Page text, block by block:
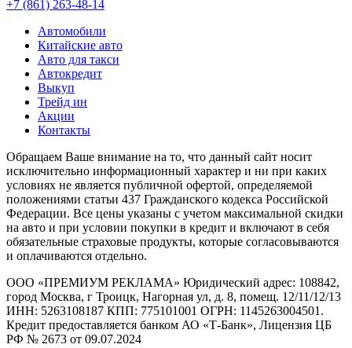
+7 (861) 263-48-14
Автомобили
Китайские авто
Авто для такси
Автокредит
Выкуп
Трейд ин
Акции
Контакты
Обращаем Ваше внимание на то, что данный сайт носит
исключительно информационный характер и ни при каких
условиях не является публичной офертой, определяемой
положениями статьи 437 Гражданского кодекса Российской
Федерации. Все цены указаны с учетом максимальной скидки
на авто и при условии покупки в кредит и включают в себя
обязательные страховые продукты, которые согласовываются
и оплачиваются отдельно.
ООО «ПРЕМИУМ РЕКЛАМА» Юридический адрес: 108842,
город Москва, г Троицк, Нагорная ул, д. 8, помещ. 12/11/12/13
ИНН: 5263108187 КПП: 775101001 ОГРН: 1145263004501.
Кредит предоставляется банком АО «Т-Банк», Лицензия ЦБ
РФ № 2673 от 09.07.2024